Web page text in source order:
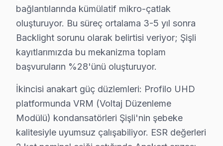
Şişli söz konusu model servis verisi, komşu ilçelerle
Arıza profili karşılaştırmasında ise durum farklı:
Çözüm hızı karşılaştırmasında Şişli iyi bir
Şişli'de Profilo LED TV bakım ve onarım pratiğinde
İkincisi anakart güç düzlemleri: Profilo UHD
Üçüncüsü eMMC depolama: Profilo LED
Şişli Mahalle Bazlı Profilo TV Servis Kapsamı
Şişli genelinde Profilo televizyon teknik servis
bağlantılarında kümülatif mikro-çatlak
oluşturuyor. Bu süreç ortalama 3-5 yıl sonra
Backlight sorunu olarak belirtisi veriyor; Şişli
kayıtlarımızda bu mekanizma toplam
başvuruların %28'ünü oluşturuyor.
İkincisi anakart güç düzlemleri: Profilo UHD
platformunda VRM (Voltaj Düzenleme
Modülü) kondansatörleri Şişli'nin şebeke
kalitesiyle uyumsuz çalışabiliyor. ESR değerleri